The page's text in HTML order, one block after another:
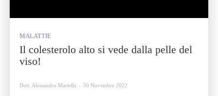
MALATTIE
Il colesterolo alto si vede dalla pelle del
viso!
Dott. Alessandro Martella - 30 Novembre 2022